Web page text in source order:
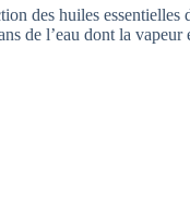
des huiles
de l’eau dont la